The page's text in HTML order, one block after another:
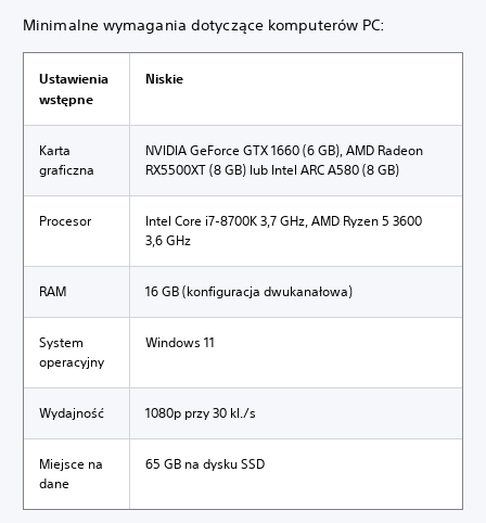
Minimalne wymagania dotyczące komputerów PC:
Ustawienia
wstępne
Niskie
Karta
graficzna
NVIDIA GeForce GTX 1660 (6 GB), AMD Radeon
RX5500XT (8 GB) lub Intel ARC A580 (8 GB)
Procesor
Intel Core i7-8700K 3,7 GHz, AMD Ryzen 5 3600
3,6 GHz
RAM 16 GB (konfiguracja dwukanałowa)
System
operacyjny
Windows 11
Wydajność 1080p przy 30 kl./s
Miejsce na
dane
65 GB na dysku SSD